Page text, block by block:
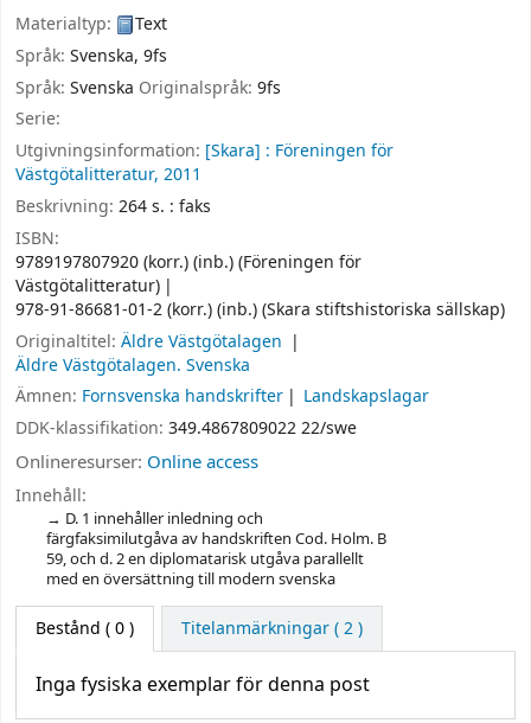
Materialtyp:
Text
Språk: Svenska, 9fs
Språk: Svenska Originalspråk: 9fs
Serie:
Utgivningsinformation: [Skara] : Föreningen för
Västgötalitteratur, 2011
Beskrivning: 264 s. : faks
ISBN:
9789197807920 (korr.) (inb.) (Föreningen för
Västgötalitteratur)
978-91-86681-01-2 (korr.) (inb.) (Skara stiftshistoriska sällskap)
Originaltitel: Äldre Västgötalagen
Äldre Västgötalagen. Svenska
Ämnen: Fornsvenska handskrifter
Landskapslagar
DDK-klassifikation: 349.4867809022 22/swe
Onlineresurser: Online access
Innehåll:
D. 1 innehåller inledning och
färgfaksimilutgåva av handskriften Cod. Holm. B
59, och d. 2 en diplomatarisk utgåva parallellt
med en översättning till modern svenska
Bestånd ( 0 ) Titelanmärkningar ( 2 )
Inga fysiska exemplar för denna post